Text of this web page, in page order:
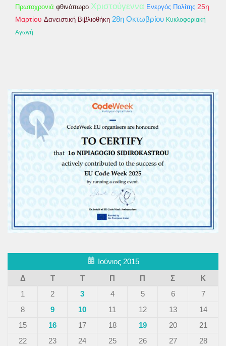
Πρωτοχρονιά φθινόπωρο Χριστούγεννα Ενεργός Πολίτης 25η
Μαρτίου Δανειστική Βιβλιοθήκη 28η Οκτωβρίου Κυκλοφοριακή
Αγωγή
Ιούνιος 2015
Δ
Τ Τ Π Π Σ
Κ
1
2 3 4 5 6
7
8
9 10 11 12 13
14
15
16 17 18 19 20
21
22
23 24 25 26 27 28